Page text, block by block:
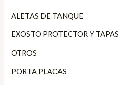
ALETAS DE TANQUE
EXOSTO PROTECTOR Y TAPAS
OTROS
PORTA PLACAS